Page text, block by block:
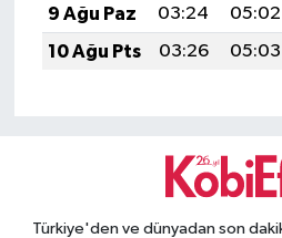
9 Ağu Paz
03:24 05:02
10 Ağu Pts
03:26 05:03
Türkiye'den ve dünyadan son